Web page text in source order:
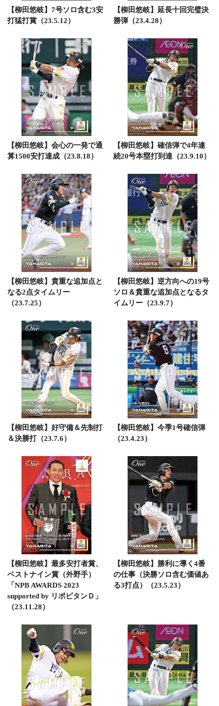
【柳田悠岐】7号ソロ含む3安
打猛打賞（23.5.12）
【柳田悠岐】延長十回完璧決
勝弾（23.4.28）
【柳田悠岐】会心の一発で通
算1500安打達成（23.8.18）
【柳田悠岐】確信弾で4年連
続20号本塁打到達（23.9.10）
【柳田悠岐】貴重な追加点と
なる2点タイムリー
（23.7.25）
【柳田悠岐】逆方向への19号
ソロ＆貴重な追加点となるタ
イムリー（23.9.7）
【柳田悠岐】好守備＆先制打
＆決勝打（23.7.6）
【柳田悠岐】今季1号確信弾
（23.4.23）
【柳田悠岐】最多安打者賞、
ベストナイン賞（外野手）
「NPB AWARDS 2023
supported by リポビタンＤ」
（23.11.28）
【柳田悠岐】勝利に導く4番
の仕事（決勝ソロ含む価値あ
る3打点）（23.5.23）